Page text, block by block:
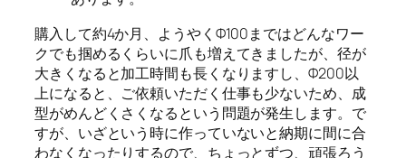
購入して約4か月、ようやくΦ100まではどんなワー
クでも掴めるくらいに爪も増えてきましたが、径が
大きくなると加工時間も長くなりますし、Φ200以
上になると、ご依頼いただく仕事も少ないため、成
型がめんどくさくなるという問題が発生します。で
すが、いざという時に作っていないと納期に間に合
わなくなったりするので、ちょっとずつ、頑張ろう